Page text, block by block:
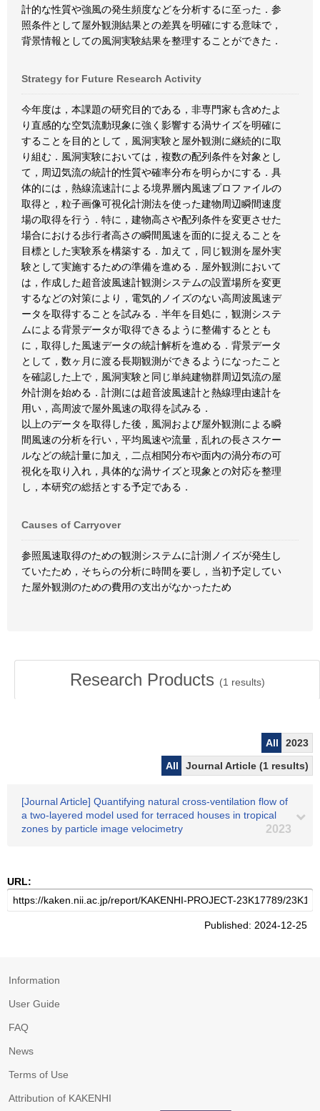
計的な性質や強風の発生頻度などを分析するに至った．参
照条件として屋外観測結果との差異を明確にする意味で，
背景情報としての風洞実験結果を整理することができた．
Strategy for Future Research Activity
今年度は，本課題の研究目的である，非専門家も含めたよ
り直感的な空気流動現象に強く影響する渦サイズを明確に
することを目的として，風洞実験と屋外観測に継続的に取
り組む．風洞実験においては，複数の配列条件を対象とし
て，周辺気流の統計的性質や確率分布を明らかにする．具
体的には，熱線流速計による境界層内風速プロファイルの
取得と，粒子画像可視化計測法を使った建物周辺瞬間速度
場の取得を行う．特に，建物高さや配列条件を変更させた
場合における歩行者高さの瞬間風速を面的に捉えることを
目標とした実験系を構築する．加えて，同じ観測を屋外実
験として実施するための準備を進める．屋外観測において
は，作成した超音波風速計観測システムの設置場所を変更
するなどの対策により，電気的ノイズのない高周波風速デ
ータを取得することを試みる．半年を目処に，観測システ
ムによる背景データが取得できるように整備するととも
に，取得した風速データの統計解析を進める．背景データ
として，数ヶ月に渡る長期観測ができるようになったこと
を確認した上で，風洞実験と同じ単純建物群周辺気流の屋
外計測を始める．計測には超音波風速計と熱線理由速計を
用い，高周波で屋外風速の取得を試みる．
以上のデータを取得した後，風洞および屋外観測による瞬
間風速の分析を行い，平均風速や流量，乱れの長さスケー
ルなどの統計量に加え，二点相関分布や面内の渦分布の可
視化を取り入れ，具体的な渦サイズと現象との対応を整理
し，本研究の総括とする予定である．
Causes of Carryover
参照風速取得のための観測システムに計測ノイズが発生し
ていたため，そちらの分析に時間を要し，当初予定してい
た屋外観測のための費用の支出がなかったため
Research Products (1 results)
All
2023
All
Journal Article (1 results)
[Journal Article] Quantifying natural cross-ventilation flow of
a two-layered model used for terraced houses in tropical
zones by particle image velocimetry
2023
URL:
Published: 2024-12-25
Information
User Guide
FAQ
News
Terms of Use
Attribution of KAKENHI